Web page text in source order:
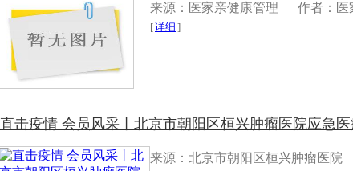
来源：医家亲健康管理 作者：医
[详细 ]
直击疫情 会员风采丨北京市朝阳区桓兴肿瘤医院应急
来源：北京市朝阳区桓兴肿瘤医院